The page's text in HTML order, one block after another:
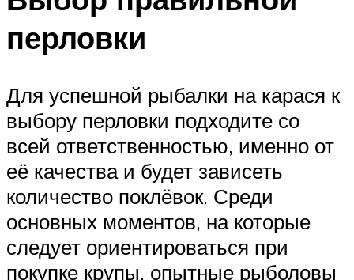
перловки
Для успешной рыбалки на карася к
выбору перловки подходите со
всей ответственностью, именно от
её качества и будет зависеть
количество поклёвок. Среди
основных моментов, на которые
следует ориентироваться при
покупке крупы, опытные рыболовы